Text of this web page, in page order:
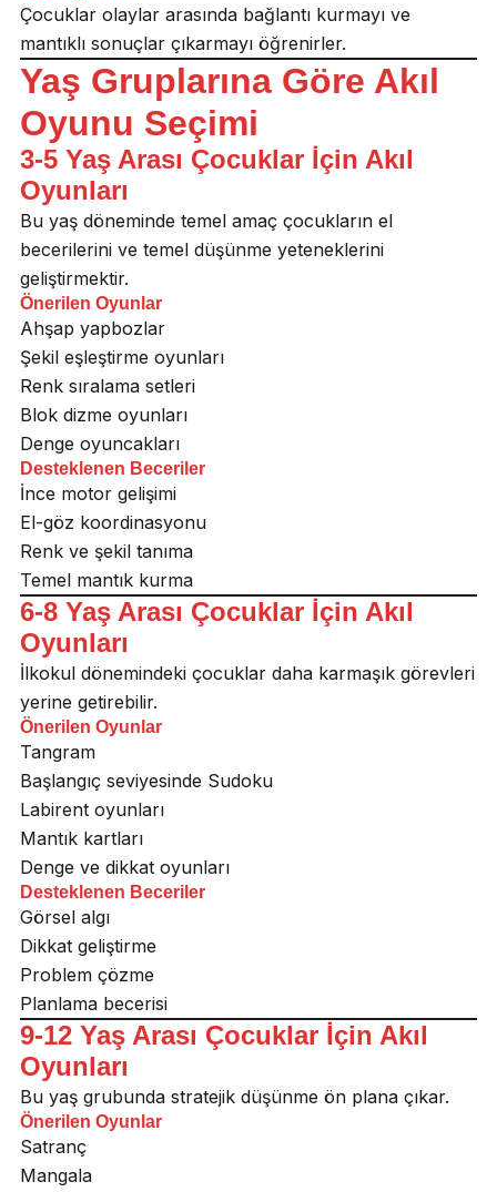
Çocuklar olaylar arasında bağlantı kurmayı ve
mantıklı sonuçlar çıkarmayı öğrenirler.
Yaş Gruplarına Göre Akıl
Oyunu Seçimi
3-5 Yaş Arası Çocuklar İçin Akıl
Oyunları
Bu yaş döneminde temel amaç çocukların el
becerilerini ve temel düşünme yeteneklerini
geliştirmektir.
Önerilen Oyunlar
Ahşap yapbozlar
Şekil eşleştirme oyunları
Renk sıralama setleri
Blok dizme oyunları
Denge oyuncakları
Desteklenen Beceriler
İnce motor gelişimi
El-göz koordinasyonu
Renk ve şekil tanıma
Temel mantık kurma
6-8 Yaş Arası Çocuklar İçin Akıl
Oyunları
İlkokul dönemindeki çocuklar daha karmaşık görevleri
yerine getirebilir.
Önerilen Oyunlar
Tangram
Başlangıç seviyesinde Sudoku
Labirent oyunları
Mantık kartları
Denge ve dikkat oyunları
Desteklenen Beceriler
Görsel algı
Dikkat geliştirme
Problem çözme
Planlama becerisi
9-12 Yaş Arası Çocuklar İçin Akıl
Oyunları
Bu yaş grubunda stratejik düşünme ön plana çıkar.
Önerilen Oyunlar
Satranç
Mangala